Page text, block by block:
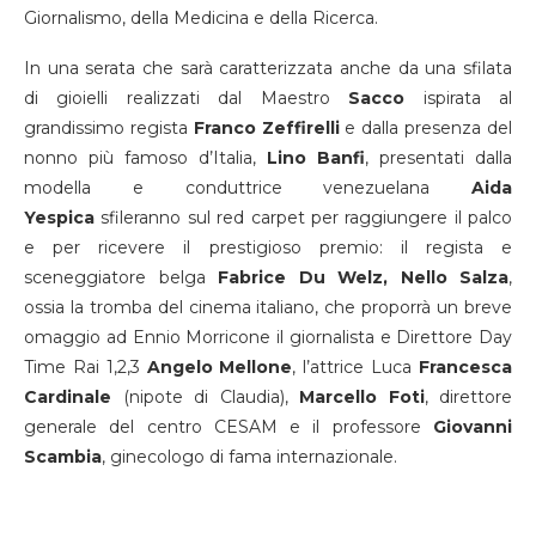
Giornalismo, della Medicina e della Ricerca.
In una serata che sarà caratterizzata anche da una sfilata
di gioielli realizzati dal Maestro Sacco ispirata al
grandissimo regista Franco Zeffirellie dalla presenza del
nonno più famoso d’Italia, Lino Banfi, presentati dalla
modella e conduttrice venezuelana Aida
Yespica sfileranno sul red carpet per raggiungere il palco
e per ricevere il prestigioso premio: il regista e
sceneggiatore belga Fabrice Du Welz, Nello Salza,
ossia la tromba del cinema italiano, che proporrà un breve
omaggio ad Ennio Morricone il giornalista e Direttore Day
Time Rai 1,2,3 Angelo Mellone, l’attrice Luca Francesca
Cardinale (nipote di Claudia), Marcello Foti, direttore
generale del centro CESAM e il professore Giovanni
Scambia, ginecologo di fama internazionale.